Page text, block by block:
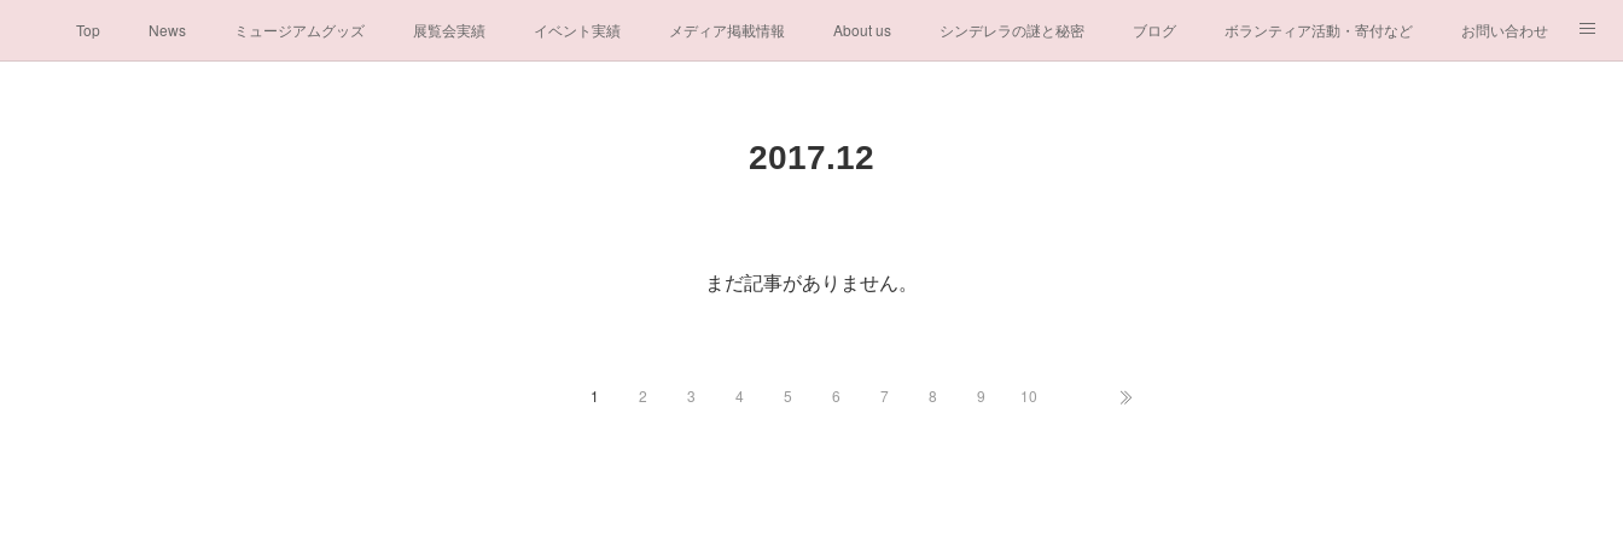
Top News ミュージアムグッズ 展覧会実績 イベント実績 メディア掲載情報 About us シンデレラの謎と秘密 ブログ ボランティア活動・寄付など お問い合わせ
2017.12
まだ記事がありません。
1 2 3 4 5 6 7 8 9 10